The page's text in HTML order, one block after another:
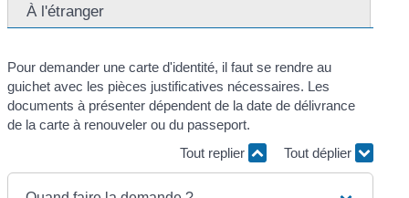
À l'étranger
Pour demander une carte d'identité, il faut se rendre au
guichet avec les pièces justificatives nécessaires. Les
documents à présenter dépendent de la date de délivrance
de la carte à renouveler ou du passeport.
Tout replier
Tout déplier